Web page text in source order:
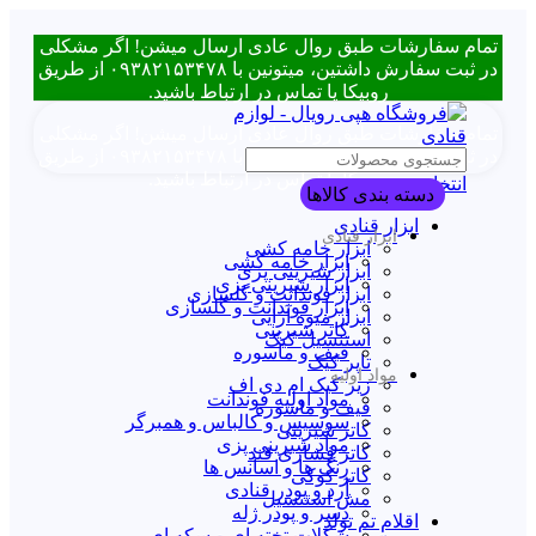
تمام سفارشات طبق روال عادی ارسال میشن! اگر مشکلی
در ثبت سفارش داشتین، میتونین با ۰۹۳۸۲۱۵۳۴۷۸ از طریق
روبیکا یا تماس در ارتباط باشید.
تمام سفارشات طبق روال عادی ارسال میشن! اگر مشکلی
روبیکا یا تماس در ارتباط باشید.انتخاب دسته بندی
ابزار قنادی
ابزار خامه کشی
ابزار شیرینی پزی
ابزار فوندانت و گلسازی
ابزار میوه آرایی
استنسیل کیک
تاپر کیک
زیر کیک ام دی اف
قیف و ماسوره
کاتر شیرینی
کاتر فشاری قند
کاتر کوکی
مش استنسیل
اقلام تم تولد
دسته بندی کالاها
ابزار قنادی
ابزار خامه کشی
ابزار شیرینی پزی
ابزار فوندانت و گلسازی
کاتر شیرینی
قیف و ماسوره
مواد اولیه
مواد اولیه فوندانت
سوسیس و کالباس و همبرگر
مواد شیرینی پزی
رنگ ها و اسانس ها
آرد و پودر قنادی
دسر و پودر ژله